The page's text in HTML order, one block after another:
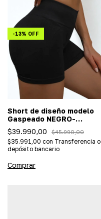
-13% OFF
Short de diseño modelo
Gaspeado NEGRO-
(Importada/efecto push
up)
$39.990,00 $45.990,00
$35.991,00 con Transferencia o
depósito bancario
Comprar